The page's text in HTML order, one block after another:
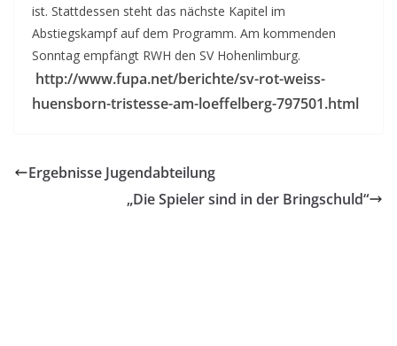
ist. Stattdessen steht das nächste Kapitel im
Abstiegskampf auf dem Programm. Am kommenden
Sonntag empfängt RWH den SV Hohenlimburg.
http://www.fupa.net/berichte/sv-rot-weiss-
huensborn-tristesse-am-loeffelberg-797501.html
Ergebnisse Jugendabteilung
„Die Spieler sind in der Bringschuld“